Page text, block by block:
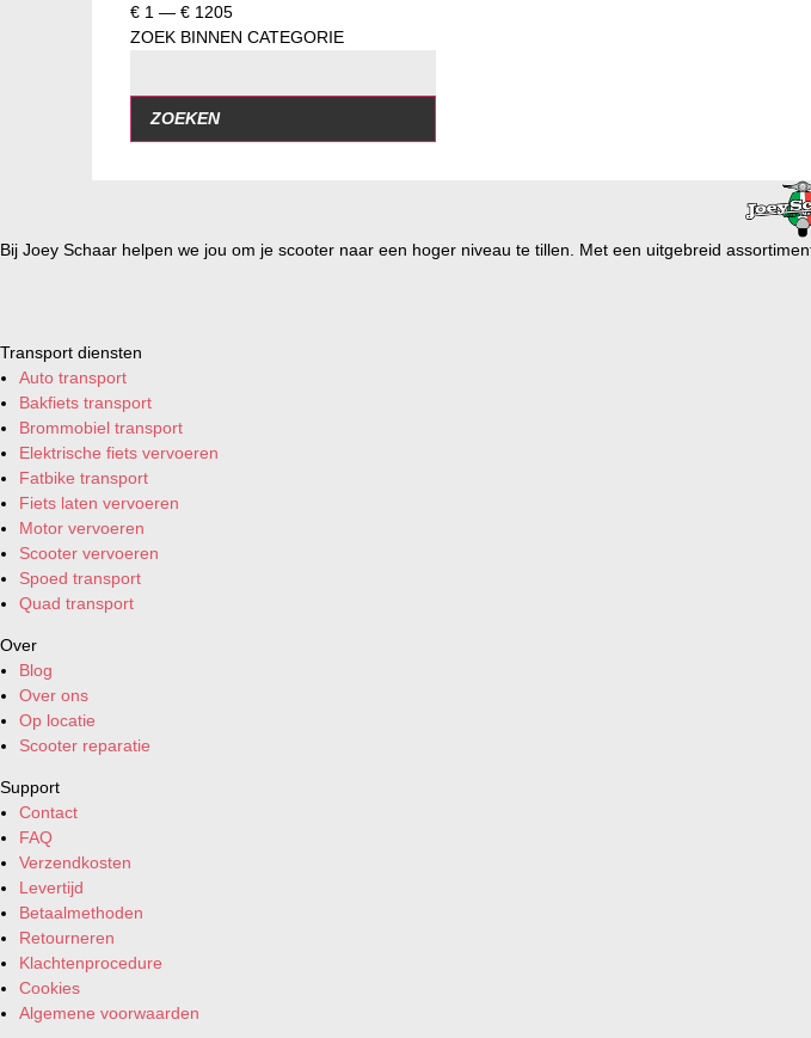
€ 1 — € 1205
ZOEK BINNEN CATEGORIE
ZOEKEN
Bij Joey Schaar helpen we jou om je scooter naar een hoger niveau te tillen. Met een uitgebreid
Transport diensten
Auto transport
Bakfiets transport
Brommobiel transport
Elektrische fiets vervoeren
Fatbike transport
Fiets laten vervoeren
Motor vervoeren
Scooter vervoeren
Spoed transport
Quad transport
Over
Blog
Over ons
Op locatie
Scooter reparatie
Support
Contact
FAQ
Verzendkosten
Levertijd
Betaalmethoden
Retourneren
Klachtenprocedure
Cookies
Algemene voorwaarden